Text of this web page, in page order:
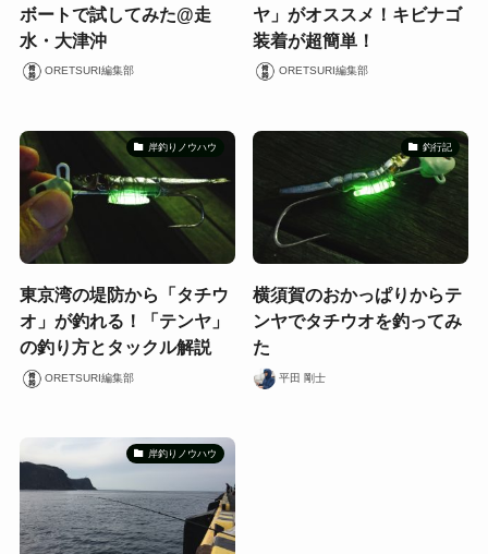
ボートで試してみた@走
水・大津沖
ORETSURI編集部
ヤ」がオススメ！キビナゴ
装着が超簡単！
ORETSURI編集部
岸釣りノウハウ
東京湾の堤防から「タチウ
オ」が釣れる！「テンヤ」
の釣り方とタックル解説
ORETSURI編集部
釣行記
横須賀のおかっぱりからテ
ンヤでタチウオを釣ってみ
た
平田 剛士
岸釣りノウハウ